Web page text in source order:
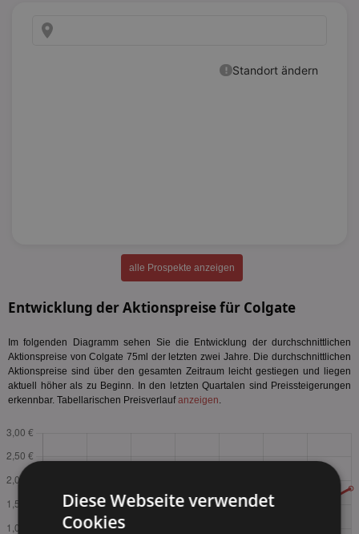
alle Prospekte anzeigen
Entwicklung der Aktionspreise für Colgate
Im folgenden Diagramm sehen Sie die Entwicklung der durchschnittlichen
Aktionspreise von Colgate 75ml der letzten zwei Jahre. Die durchschnittlichen
Aktionspreise sind über den gesamten Zeitraum leicht gestiegen und liegen
aktuell höher als zu Beginn. In den letzten Quartalen sind Preissteigerungen
erkennbar. Tabellarischen Preisverlaufanzeigen.
Diese Webseite verwendet
Cookies